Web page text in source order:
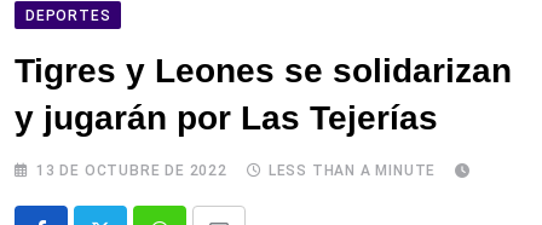
DEPORTES
Tigres y Leones se solidarizan
y jugarán por Las Tejerías
13 DE OCTUBRE DE 2022 LESS THAN A MINUTE